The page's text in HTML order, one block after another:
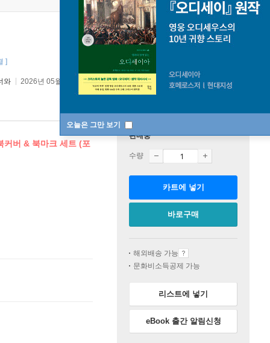
오늘은 그만 보기
]
와 2026년 05월 05일
버 & 북마크 세트 (포
판매중
수량
카트에 넣기
바로구매
해외배송 가능
문화비소득공제 가능
리스트에 넣기
eBook 출간 알림신청